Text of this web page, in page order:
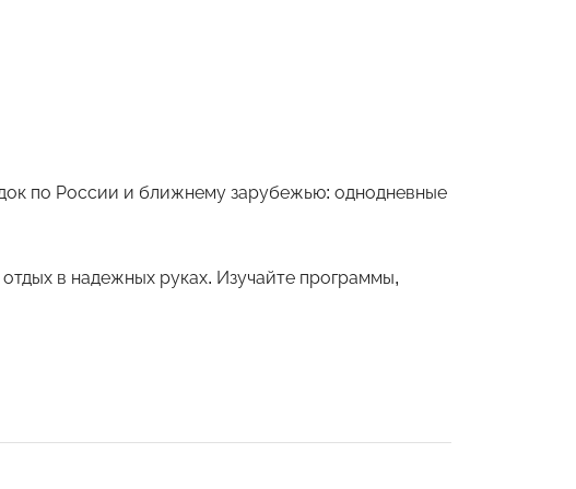
по России и ближнему зарубежью: однодневные
в надежных руках. Изучайте программы,